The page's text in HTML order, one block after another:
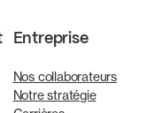
Entreprise
Nos collaborateurs
Notre stratégie